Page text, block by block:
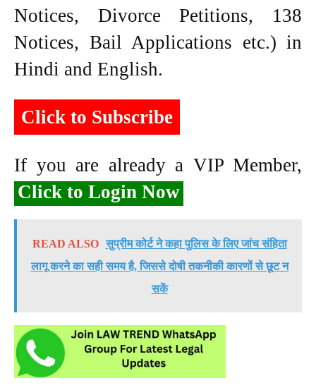
Notices, Divorce Petitions, 138
Notices, Bail Applications etc.) in
Hindi and English.
Click to Subscribe
If you are already a VIP Member,
Click to Login Now
READ ALSO सुप्रीम कोर्ट ने कहा पुलिस के लिए जांच संहिता
लागू करने का सही समय है, जिससे दोषी तकनीकी कारणों से छूट न
सकें